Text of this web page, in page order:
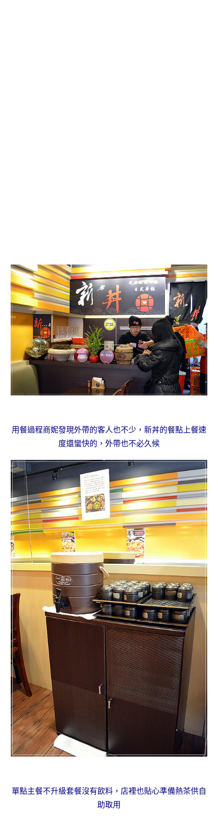
用餐過程商妮發現外帶的客人也不少，新丼的餐點上餐速
度還蠻快的，外帶也不必久候
單點主餐不升級套餐沒有飲料，店裡也貼心準備熱茶供自
助取用